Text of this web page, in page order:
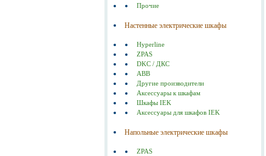
Прочие
Настенные электрические шкафы
Hyperline
ZPAS
DKC / ДКС
ABB
Другие производители
Аксессуары к шкафам
Шкафы IEK
Аксессуары для шкафов IEK
Напольные электрические шкафы
ZPAS